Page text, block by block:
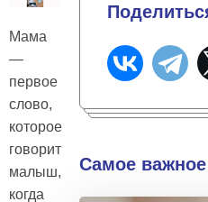
Мама
—
первое
слово,
которое
говорит
малыш,
когда
Самое